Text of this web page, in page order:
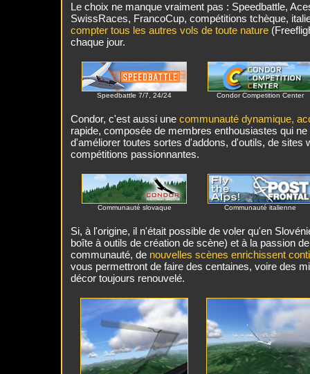
Le choix ne manque vraiment pas : Speedbattle,
SwissRaces, FrancoCup, compétitions tchèque,
compter tous les autres vols de toute nature
chaque jour.
Speedbattle 7/7, 24/24 Condor Competition Center
Condor, c'est aussi une communauté dynamique,
rapide, composée de membres enthousiastes qui
d'améliorer toutes sortes d'addons, d'outils, de sites
compétitions passionnantes.
Communauté slovaque Communauté italienne
Si, à l'origine, il n'était possible de voler qu'en
boîte à outils de création de scène) et à la passion
communauté, de nouvelles scènes enrichissent
vous permettront de faire des centaines, voire des
décor toujours renouvelé.